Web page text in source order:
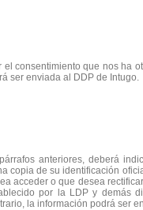
el consentimiento que nos ha
ser enviada al DDP de Intugo.
anteriores, deberá
copia de su identificación
acceder o que desea
por la LDP y demás
la información podrá ser